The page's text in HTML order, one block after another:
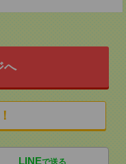
へ
LINEで送る